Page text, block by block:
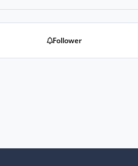
Follower